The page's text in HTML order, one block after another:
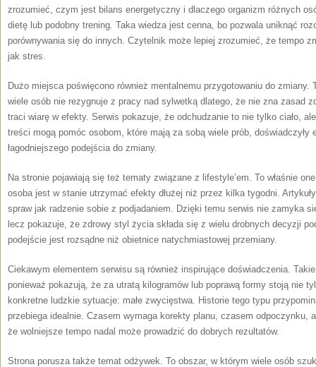
zrozumieć, czym jest bilans energetyczny i dlaczego organizm różnych
dietę lub podobny trening. Taka wiedza jest cenna, bo pozwala uniknąć
porównywania się do innych. Czytelnik może lepiej zrozumieć, że tempo
jak stres.
Dużo miejsca poświęcono również mentalnemu przygotowaniu do zmiany.
wiele osób nie rezygnuje z pracy nad sylwetką dlatego, że nie zna zasad
traci wiarę w efekty. Serwis pokazuje, że odchudzanie to nie tylko ciało,
treści mogą pomóc osobom, które mają za sobą wiele prób, doświadczyły
łagodniejszego podejścia do zmiany.
Na stronie pojawiają się też tematy związane z lifestyle’em. To właśnie
osoba jest w stanie utrzymać efekty dłużej niż przez kilka tygodni.
spraw jak radzenie sobie z podjadaniem. Dzięki temu serwis nie zamyka
lecz pokazuje, że zdrowy styl życia składa się z wielu drobnych decyzji
podejście jest rozsądne niż obietnice natychmiastowej przemiany.
Ciekawym elementem serwisu są również inspirujące doświadczenia.
ponieważ pokazują, że za utratą kilogramów lub poprawą formy stoją nie
konkretne ludzkie sytuacje: małe zwycięstwa. Historie tego typu
przebiega idealnie. Czasem wymaga korekty planu, czasem odpoczynku,
że wolniejsze tempo nadal może prowadzić do dobrych rezultatów.
Strona porusza także temat odżywek. To obszar, w którym wiele osób